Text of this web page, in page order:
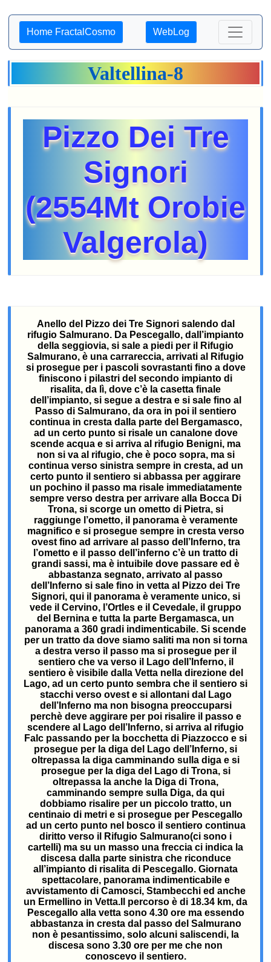
Home FractalCosmo WebLog
Valtellina-8
Pizzo Dei Tre
Signori
(2554Mt Orobie
Valgerola)
Anello del Pizzo dei Tre Signori salendo dal
rifugio Salmurano. Da Pescegallo, dall’impianto
della seggiovia, si sale a piedi per il Rifugio
Salmurano, è una carrareccia, arrivati al Rifugio
si prosegue per i pascoli sovrastanti fino a dove
finiscono i pilastri del secondo impianto di
risalita, da lì, dove c’è la casetta finale
dell’impianto, si segue a destra e si sale fino al
Passo di Salmurano, da ora in poi il sentiero
continua in cresta dalla parte del Bergamasco,
ad un certo punto si risale un canalone dove
scende acqua e si arriva al rifugio Benigni, ma
non si va al rifugio, che è poco sopra, ma si
continua verso sinistra sempre in cresta, ad un
certo punto il sentiero si abbassa per aggirare
un pochino il passo ma risale immediatamente
sempre verso destra per arrivare alla Bocca Di
Trona, si scorge un ometto di Pietra, si
raggiunge l’ometto, il panorama è veramente
magnifico e si prosegue sempre in cresta verso
ovest fino ad arrivare al passo dell’Inferno, tra
l’ometto e il passo dell’inferno c’è un tratto di
grandi sassi, ma è intuibile dove passare ed è
abbastanza segnato, arrivato al passo
dell’Inferno si sale fino in vetta al Pizzo dei Tre
Signori, qui il panorama è veramente unico, si
vede il Cervino, l’Ortles e il Cevedale, il gruppo
del Bernina e tutta la parte Bergamasca, un
panorama a 360 gradi indimenticabile. Si scende
per un tratto da dove siamo saliti ma non si torna
a destra verso il passo ma si prosegue per il
sentiero che va verso il Lago dell’Inferno, il
sentiero è visibile dalla Vetta nella direzione del
Lago, ad un certo punto sembra che il sentiero si
stacchi verso ovest e si allontani dal Lago
dell’Inferno ma non bisogna preoccuparsi
perchè deve aggirare per poi risalire il passo e
scendere al Lago dell’Inferno, si arriva al rifugio
Falc passando per la bocchetta di Piazzocco e si
prosegue per la diga del Lago dell’Inferno, si
oltrepassa la diga camminando sulla diga e si
prosegue per la diga del Lago di Trona, si
oltrepassa la anche la Diga di Trona,
camminando sempre sulla Diga, da qui
dobbiamo risalire per un piccolo tratto, un
centinaio di metri e si prosegue per Pescegallo
ad un certo punto nel bosco il sentiero continua
diritto verso il Rifugio Salmurano(ci sono i
cartelli) ma su un masso una freccia ci indica la
discesa dalla parte sinistra che riconduce
all’impianto di risalita di Pescegallo. Giornata
spettacolare, panorama indimenticabile e
avvistamento di Camosci, Stambecchi ed anche
un Ermellino in Vetta.Il percorso è di 18.34 km, da
Pescegallo alla vetta sono 4.30 ore ma essendo
abbastanza in cresta dal passo del Salmurano
non è pesantissimo, solo alcuni saliscendi, la
discesa sono 3.30 ore per me che non
conoscevo il sentiero.